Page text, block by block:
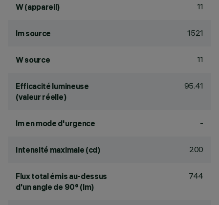
W (appareil) 11
lm source 1521
W source 11
Efficacité lumineuse
(valeur réelle)
95.41
lm en mode d'urgence -
Intensité maximale (cd) 200
Flux total émis au-dessus
d'un angle de 90° (lm)
744